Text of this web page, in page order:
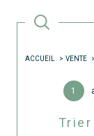
ACCUEIL VENTE
1
Trier